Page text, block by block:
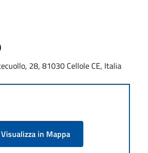
28, 81030 Cellole CE, Italia
Visualizza in Mappa